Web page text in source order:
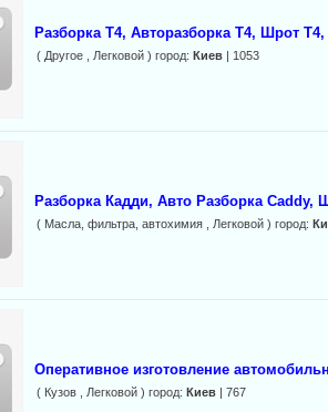
Разборка Т4, Авторазборка Т4, Шрот
( Другое , Легковой ) город: Киев| 1053
Разборка Кадди, Авто Разборка Caddy,
( Масла, фильтра, автохимия , Легковой ) город:
Оперативное изготовление
( Кузов , Легковой ) город: Киев| 767